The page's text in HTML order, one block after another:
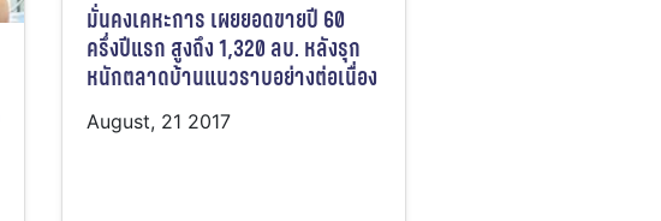
มั่นคงเคหะการ เผยยอดขายปี 60
ครึ่งปีแรก สูงถึง 1,320 ลบ. หลังรุก
หนักตลาดบ้านแนวราบอย่างต่อเนื่อง
August, 21 2017